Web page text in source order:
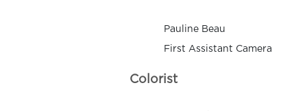
Pauline Beau
First Assistant Camera
Colorist